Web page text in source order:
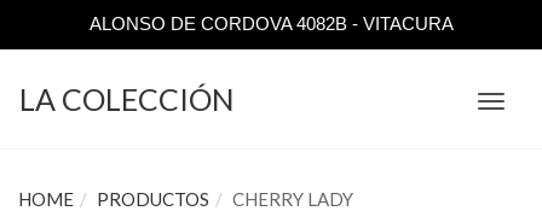
ALONSO DE CORDOVA 4082B - VITACURA
LA COLECCIÓN
HOME PRODUCTOS CHERRY LADY